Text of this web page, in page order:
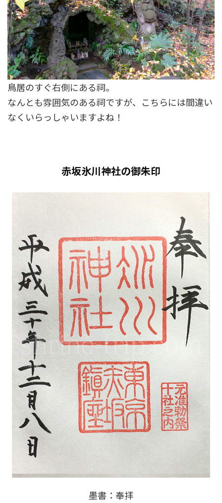
鳥居のすぐ右側にある祠。
なんとも雰囲気のある祠ですが、こちらには間違い
なくいらっしゃいますよね！
赤坂氷川神社の御朱印
墨書：奉拝